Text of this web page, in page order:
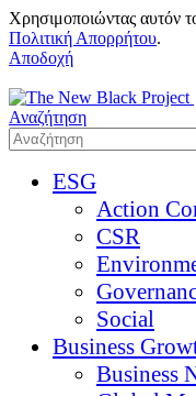
Χρησιμοποιώντας αυτόν
Πολιτική Απορρήτου.
Αποδοχή
Αναζήτηση
ESG
Action
CSR
Social
Business
Business